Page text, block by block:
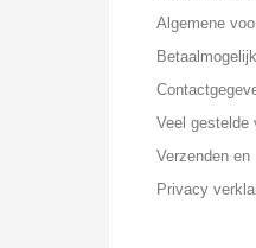
Algemene
Veel gestelde
Verzenden en
Privacy